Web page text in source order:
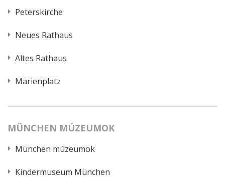
Peterskirche
Neues Rathaus
Altes Rathaus
Marienplatz
MÜNCHEN MÚZEUMOK
München múzeumok
Kindermuseum München